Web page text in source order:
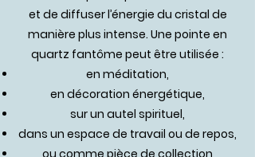
et de diffuser l’énergie du cristal de
manière plus intense. Une pointe en
quartz fantôme peut être utilisée :
en méditation,
en décoration énergétique,
sur un autel spirituel,
dans un espace de travail ou de repos,
ou comme pièce de collection